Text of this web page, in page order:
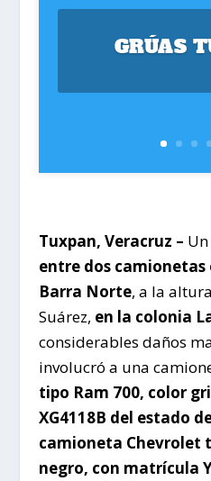
GRÚAS
Tuxpan, Veracruz –
entre dos
Barra Norte, a la
Suárez, en la colonia
considerables daños
involucró a una
tipo Ram 700, color
XG4118B del estado
camioneta Chevrolet
negro, con matrícula